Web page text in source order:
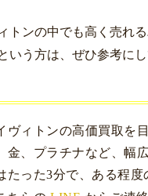
トンの中でも高く売れ
いう方は、ぜひ参考にし
ィトンの高価買取を
金、プラチナなど、幅
たった3分で、ある程